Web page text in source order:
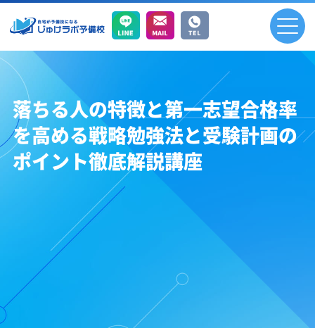
落ちる人の特徴と第一志望合格率
を高める戦略勉強法と受験計画の
ポイント徹底解説講座